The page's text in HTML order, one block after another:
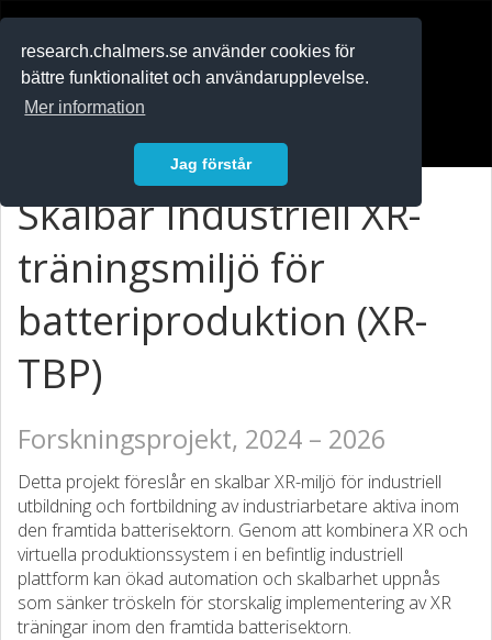
research.chalmers.se använder cookies för
bättre funktionalitet och användarupplevelse.
Mer information
Jag förstår
Skalbar Industriell XR-
träningsmiljö för
batteriproduktion (XR-
TBP)
Forskningsprojekt, 2024 – 2026
Detta projekt föreslår en skalbar XR-miljö för industriell
utbildning och fortbildning av industriarbetare aktiva inom
den framtida batterisektorn. Genom att kombinera XR och
virtuella produktionssystem i en befintlig industriell
plattform kan ökad automation och skalbarhet uppnås
som sänker tröskeln för storskalig implementering av XR
träningar inom den framtida batterisektorn.